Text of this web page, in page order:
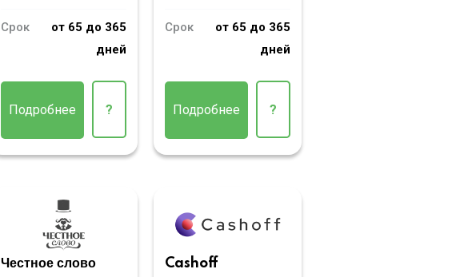
Срок
от 65 до 365
дней
Подробнее ?
Срок
от 65 до 365
дней
Подробнее ?
Честное слово
Cashoff